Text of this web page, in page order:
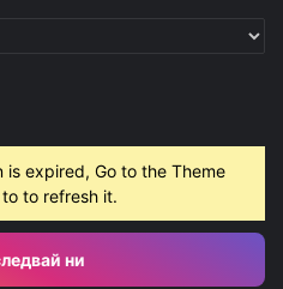
is expired, Go to the Theme
to refresh it.
ни